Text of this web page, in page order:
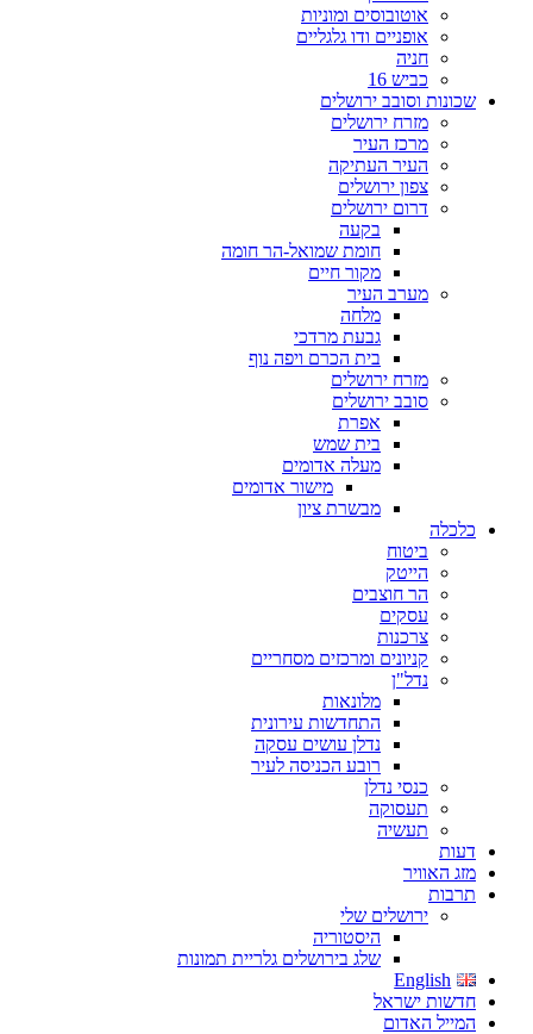
אוטובוסים ומוניות
אופניים ודו גלגליים
חניה
כביש 16
שכונות וסובב ירושלים
מזרח ירושלים
מרכז העיר
העיר העתיקה
צפון ירושלים
דרום ירושלים
בקעה
חומת שמואל-הר חומה
מקור חיים
מערב העיר
מלחה
גבעת מרדכי
בית הכרם ויפה נוף
מזרח ירושלים
סובב ירושלים
אפרת
בית שמש
מעלה אדומים
מישור אדומים
מבשרת ציון
כלכלה
ביטוח
הייטק
הר חוצבים
עסקים
צרכנות
קניונים ומרכזים מסחריים
נדל"ן
מלונאות
התחדשות עירונית
נדלן עושים עסקה
רובע הכניסה לעיר
כנסי נדלן
תעסוקה
תעשיה
דעות
מזג האוויר
תרבות
ירושלים שלי
היסטוריה
שלג בירושלים גלריית תמונות
English
חדשות ישראל
המייל האדום